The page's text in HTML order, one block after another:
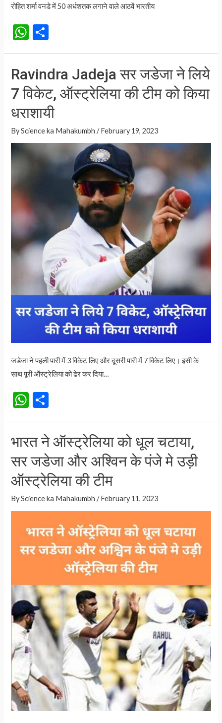
रोहित शर्मा वनडे में 50 अर्धशतक लगाने वाले आठवें भारतीय
W
h
at
s
A
p
p
h
ar
e
Ravindra Jadeja सर जडेजा ने लिये
7 विकेट, ऑस्ट्रेलिया की टीम को किया
धराशायी
ByScience ka Mahakumbh /February 19, 2023
जडेजा ने पहली पारी में 3 विकेट लिए और दूसरी पारी में 7 विकेट लिए। इसी के
साथ पूरी ऑस्ट्रेलिया को ढेर कर दिया…
W
h
s
A
p
p
h
ar
e
भारत ने ऑस्ट्रेलिया को धूल चटाया,
सर जडेजा और अश्विन के पंजे मे उड़ी
ऑस्ट्रेलिया की टीम
ByScience ka Mahakumbh /February 11, 2023